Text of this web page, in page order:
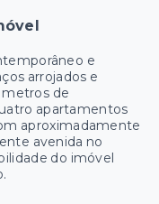
e
arrojados e
metros de
apartamentos
aproximadamente
avenida no
do imóvel